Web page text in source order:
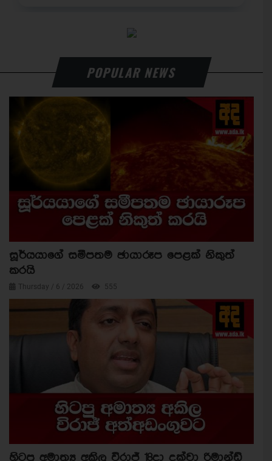
POPULAR NEWS
සූර්යයාගේ සමීපතම ඡායාරූප පෙළක් නිකුත්
කරයි
Thursday / 6 / 2026 555
හිටපු අමාත්‍ය අකිල විරාජ් 18දා දක්වා රිමාන්ඩ්